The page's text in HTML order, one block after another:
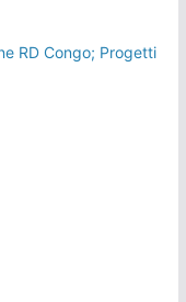
RD Congo; Progetti